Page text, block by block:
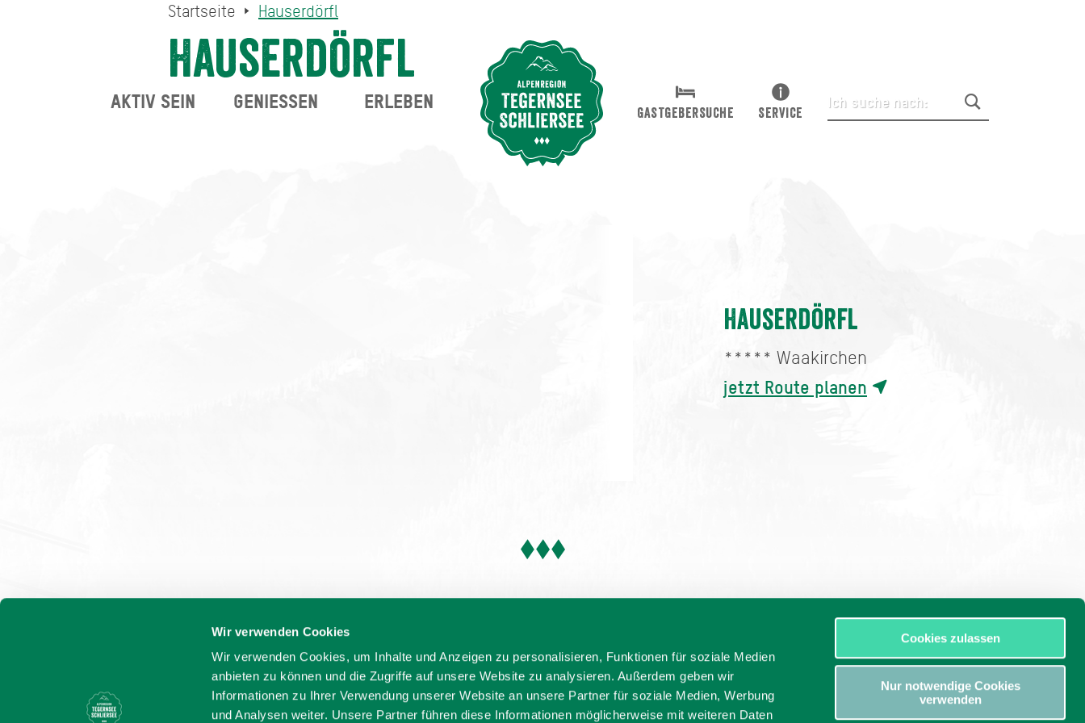
Wir verwenden Cookies
Wir verwenden Cookies, um Inhalte und Anzeigen zu personalisieren, Funktionen für soziale Medien
anbieten zu können und die Zugriffe auf unsere Website zu analysieren. Außerdem geben wir
Informationen zu Ihrer Verwendung unserer Website an unsere Partner für soziale Medien, Werbung
und Analysen weiter. Unsere Partner führen diese Informationen möglicherweise mit weiteren Daten
Cookies zulassen
Nur notwendige Cookies
verwenden
Startseite Hauserdörfl
Hauserdörfl
Hauserdörfl
***** Waakirchen
jetzt Route planen
AKTIV SEIN GENIESSEN ERLEBEN
GASTGEBERSUCHE SERVICE
Suche abschicken